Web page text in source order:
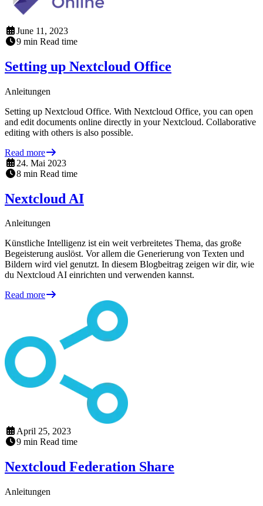
June 11, 2023
9 min Read time
Setting up Nextcloud Office
Anleitungen
Setting up Nextcloud Office. With Nextcloud Office, you can open
and edit documents online directly in your Nextcloud. Collaborative
editing with others is also possible.
Read more
24. Mai 2023
8 min Read time
Nextcloud AI
Anleitungen
Künstliche Intelligenz ist ein weit verbreitetes Thema, das große
Begeisterung auslöst. Vor allem die Generierung von Texten und
Bildern wird viel genutzt. In diesem Blogbeitrag zeigen wir dir, wie
du Nextcloud AI einrichten und verwenden kannst.
Read more
April 25, 2023
9 min Read time
Nextcloud Federation Share
Anleitungen